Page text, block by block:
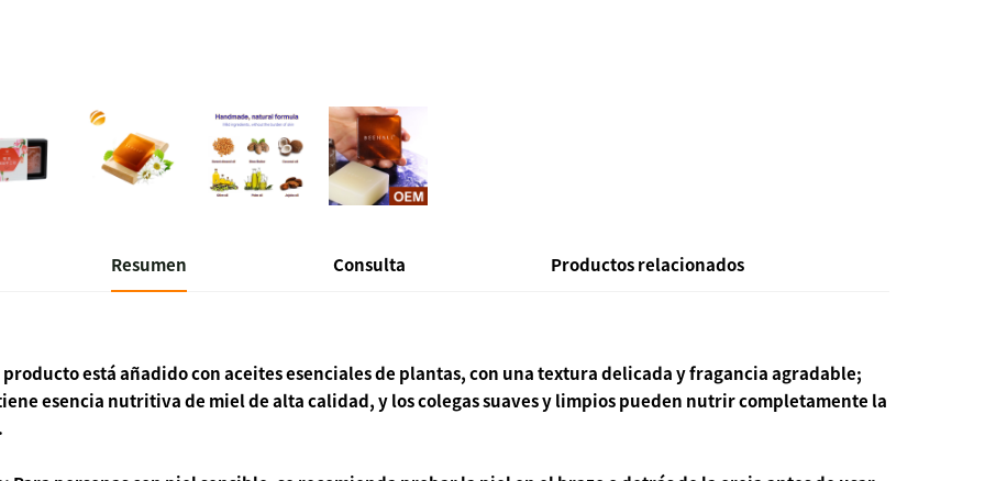
Resumen Consulta Productos relacionados
producto está añadido con aceites esenciales de plantas, con una textura delicada y fragancia agradable;
esencia nutritiva de miel de alta calidad, y los colegas suaves y limpios pueden nutrir completamente la